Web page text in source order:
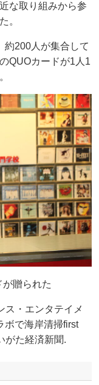
な取り組みから参
。
約200人が集合して
QUOカードが1人1
贈られた
ス・エンタテイメ
ボで海岸清掃first
がた経済新聞.